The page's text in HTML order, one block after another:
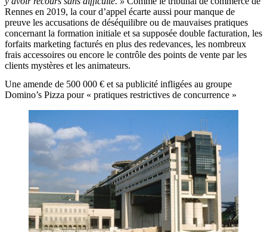
Rennes en 2019, la cour d’appel écarte aussi pour manque de
preuve les accusations de déséquilibre ou de mauvaises pratiques
concernant la formation initiale et sa supposée double facturation, les
forfaits marketing facturés en plus des redevances, les nombreux
frais accessoires ou encore le contrôle des points de vente par les
clients mystères et les animateurs.
Une amende de 500 000 € et sa publicité infligées au groupe
Domino’s Pizza pour « pratiques restrictives de concurrence »